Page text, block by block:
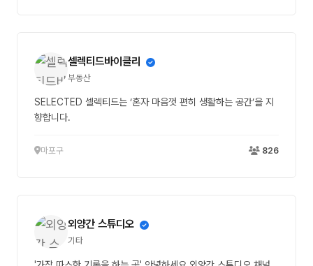
셀렉티드바이클리
부동산
SELECTED 셀렉티드는 ‘혼자 마음껏 편히 생활하는 공간’을 지
향합니다.
마포구 826
외양간 스튜디오
기타